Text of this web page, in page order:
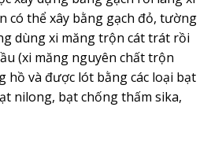
có thể xây bằng gạch đỏ, tường
dùng xi măng trộn cát trát rồi
(xi măng nguyên chất trộn
hồ và được lót bằng các loại bạt
nilong, bạt chống thấm sika,